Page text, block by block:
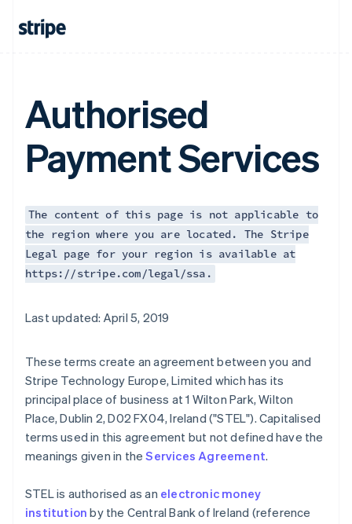
Authorised
Payment Services
The content of this page is not applicable to
the region where you are located. The Stripe
Legal page for your region is available at
https://stripe.com/legal/ssa.
Last updated: April 5, 2019
These terms create an agreement between you and
Stripe Technology Europe, Limited which has its
principal place of business at 1 Wilton Park, Wilton
Place, Dublin 2, D02 FX04, Ireland ("STEL"). Capitalised
terms used in this agreement but not defined have the
meanings given in theServices Agreement.
STEL is authorised as an electronic money
institution by the Central Bank of Ireland (reference
Australien
English
Belgien
NederlandsFrançaisDeutschEnglish
Brasilien
Bulgarien
Dänemark
English